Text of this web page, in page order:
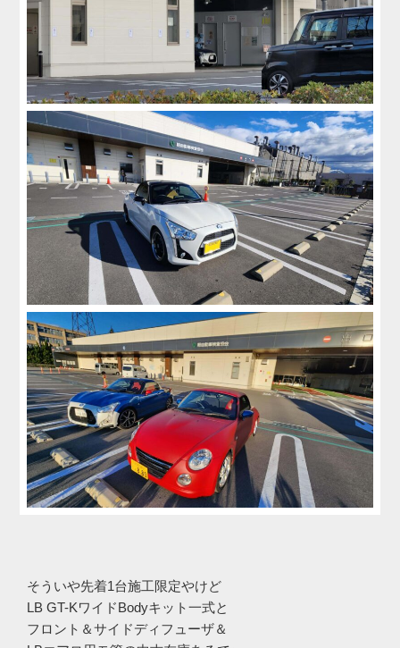
そういや先着1台施工限定やけど
LB GT-KワイドBodyキット一式と
フロント＆サイドディフューザ＆